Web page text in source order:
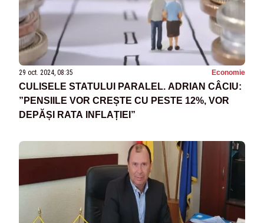
29 oct. 2024, 08:35 Economie
CULISELE STATULUI PARALEL. ADRIAN CÂCIU:
”PENSIILE VOR CREȘTE CU PESTE 12%, VOR
DEPĂȘI RATA INFLAȚIEI”